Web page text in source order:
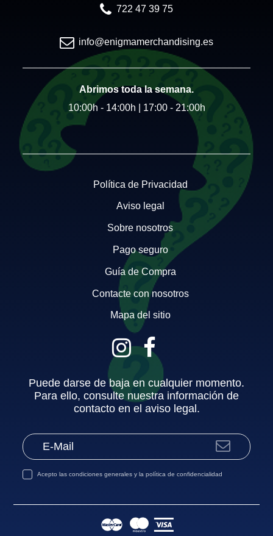
722 47 39 75
info@enigmamerchandising.es
Abrimos toda la semana.
10:00h - 14:00h | 17:00 - 21:00h
Política de Privacidad
Aviso legal
Sobre nosotros
Pago seguro
Guía de Compra
Contacte con nosotros
Mapa del sitio
Puede darse de baja en cualquier momento.
Para ello, consulte nuestra información de
contacto en el aviso legal.
Acepto lascondiciones generales y lapolítica de confidencialidad